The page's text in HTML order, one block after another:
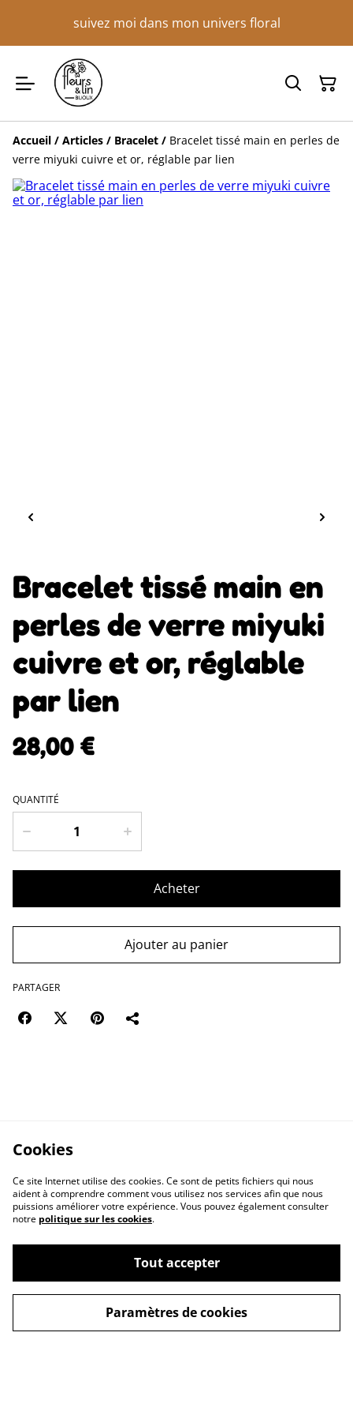
suivez moi dans mon univers floral
Accueil / Articles / Bracelet / Bracelet tissé main en perles de
verre miyuki cuivre et or, réglable par lien
Bracelet tissé main en
perles de verre miyuki
cuivre et or, réglable
par lien
28,00 €
QUANTITÉ
Acheter
Ajouter au panier
PARTAGER
Contactez-nous
Conditions
Politique de
Politique de cookies
Cookies
Ce site Internet utilise des cookies. Ce sont de petits fichiers qui nous
aident à comprendre comment vous utilisez nos services afin que nous
puissions améliorer votre expérience. Vous pouvez également consulter
notre politique sur les cookies.
Tout accepter
Paramètres de cookies